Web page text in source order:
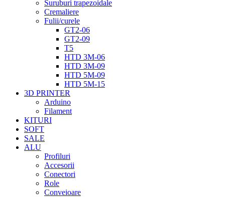
Suruburi trapezoidale
Cremaliere
Fulii/curele
GT2-06
GT2-09
T5
HTD 3M-06
HTD 3M-09
HTD 5M-09
HTD 5M-15
3D PRINTER
Arduino
Filament
KITURI
SOFT
SALE
ALU
Profiluri
Accesorii
Conectori
Role
Conveioare